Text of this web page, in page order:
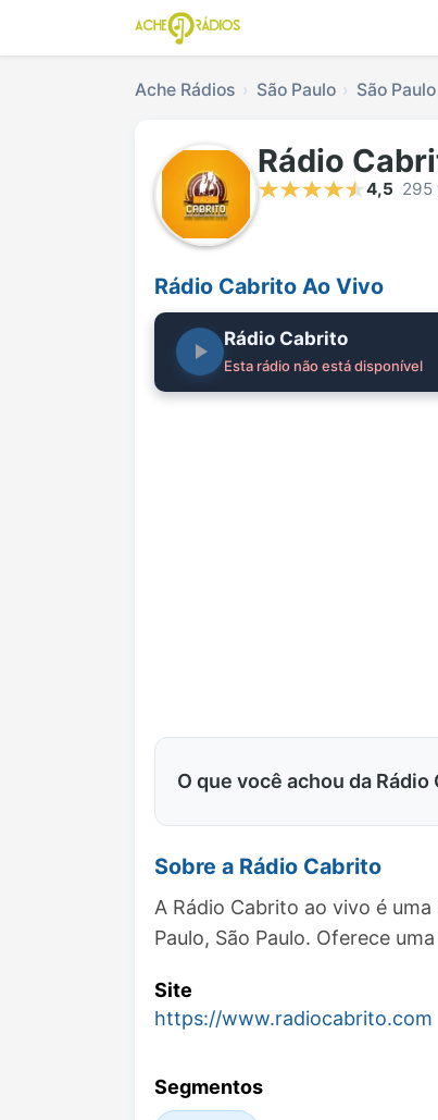
Ache Rádios São Paulo São Paulo
Rádio
4,5 295
Rádio Cabrito Ao Vivo
Rádio Cabrito
Esta rádio não está disponível
O que você achou da Rádio
Sobre a Rádio Cabrito
A Rádio Cabrito ao vivo é
Paulo, São Paulo. Oferece
Site
https://www.radiocabrito.com
Segmentos